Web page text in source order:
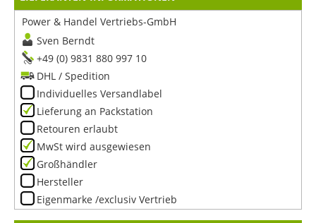
Power & Handel Vertriebs-GmbH
Sven Berndt
+49 (0) 9831 880 997 10
DHL / Spedition
Individuelles Versandlabel
Lieferung an Packstation
Retouren erlaubt
MwSt wird ausgewiesen
Großhändler
Hersteller
Eigenmarke /exclusiv Vertrieb